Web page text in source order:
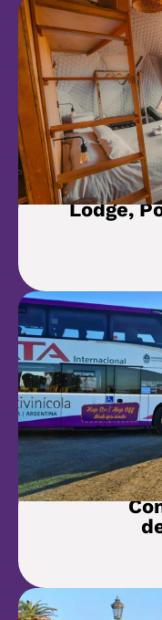
Lodge,